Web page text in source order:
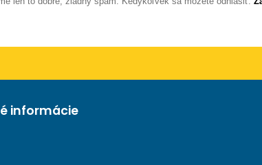
informácie